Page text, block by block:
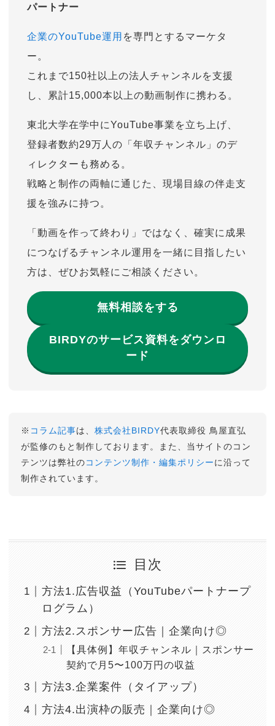
パートナー
企業のYouTube運用 を専門とするマーケタ
ー。
これまで150社以上の法人チャンネルを支援
し、累計15,000本以上の動画制作に携わる。
東北大学在学中にYouTube事業を立ち上げ、
登録者数約29万人の「年収チャンネル」のデ
ィレクターも務める。
戦略と制作の両軸に通じた、現場目線の伴走支
援を強みに持つ。
「動画を作って終わり」ではなく、確実に成果
につなげるチャンネル運用を一緒に目指したい
方は、ぜひお気軽にご相談ください。
無料相談をする
BIRDYのサービス資料をダウンロ
ード
※ コラム記事は、株式会社BIRDY代表取締役 鳥屋直弘
が監修のもと制作しております。また、当サイトのコン
テンツは弊社のコンテンツ制作・編集ポリシーに沿って
制作されています。
目次
方法1.広告収益（YouTubeパートナープ
ログラム）
方法2.スポンサー広告｜企業向け◎
【具体例】年収チャンネル｜スポンサー
契約で月5〜100万円の収益
方法3.企業案件（タイアップ）
方法4.出演枠の販売｜企業向け◎